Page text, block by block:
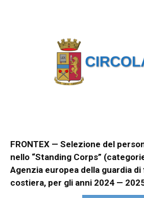
FRONTEX — Selezione del
nello “Standing Corps”
Agenzia europea della guardia
costiera, per gli anni 2024 —